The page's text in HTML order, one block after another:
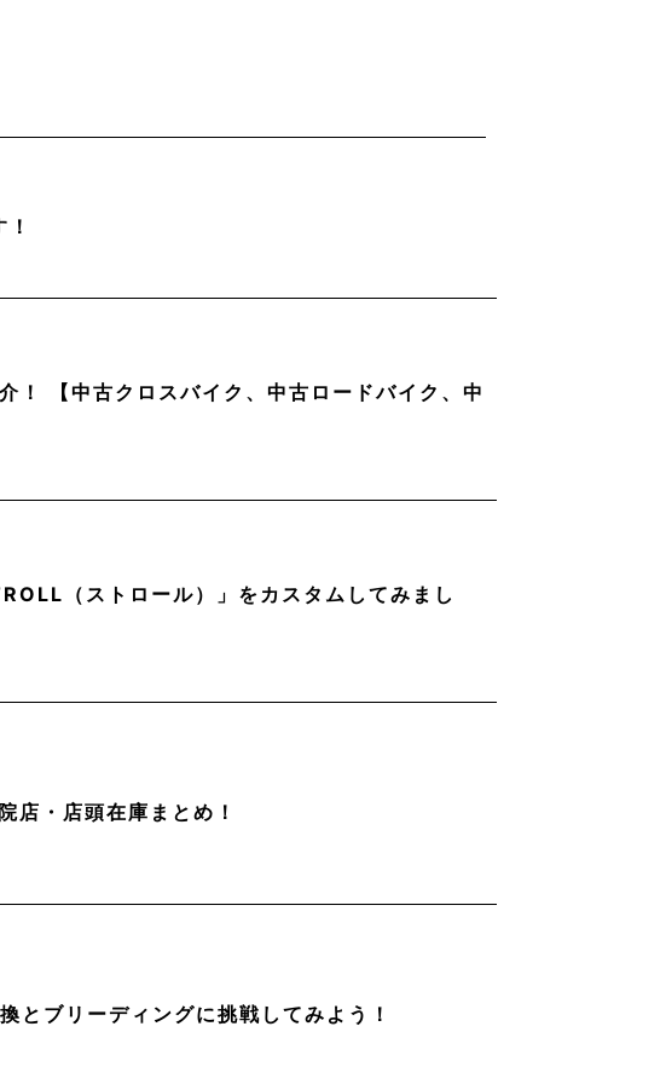
！ 【中古クロスバイク、中古ロードバイク、中
（ストロール）」をカスタムしてみまし
・店頭在庫まとめ！
とブリーディングに挑戦してみよう！